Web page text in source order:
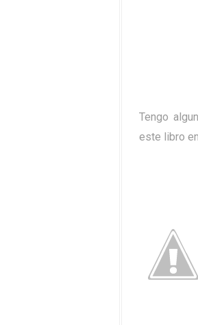
Tengo
este libro